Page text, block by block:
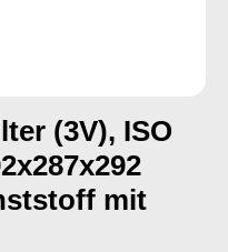
(3V), ISO
mit